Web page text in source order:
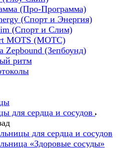
(Про-Программа)
(Спорт и Энергия)
(Спорт и Слим)
MOTS (МОТС)
Zepbound (Зепбоунд)
ритм
для сердца и сосудов
для сердца и сосудов
«Здоровые сосуды»